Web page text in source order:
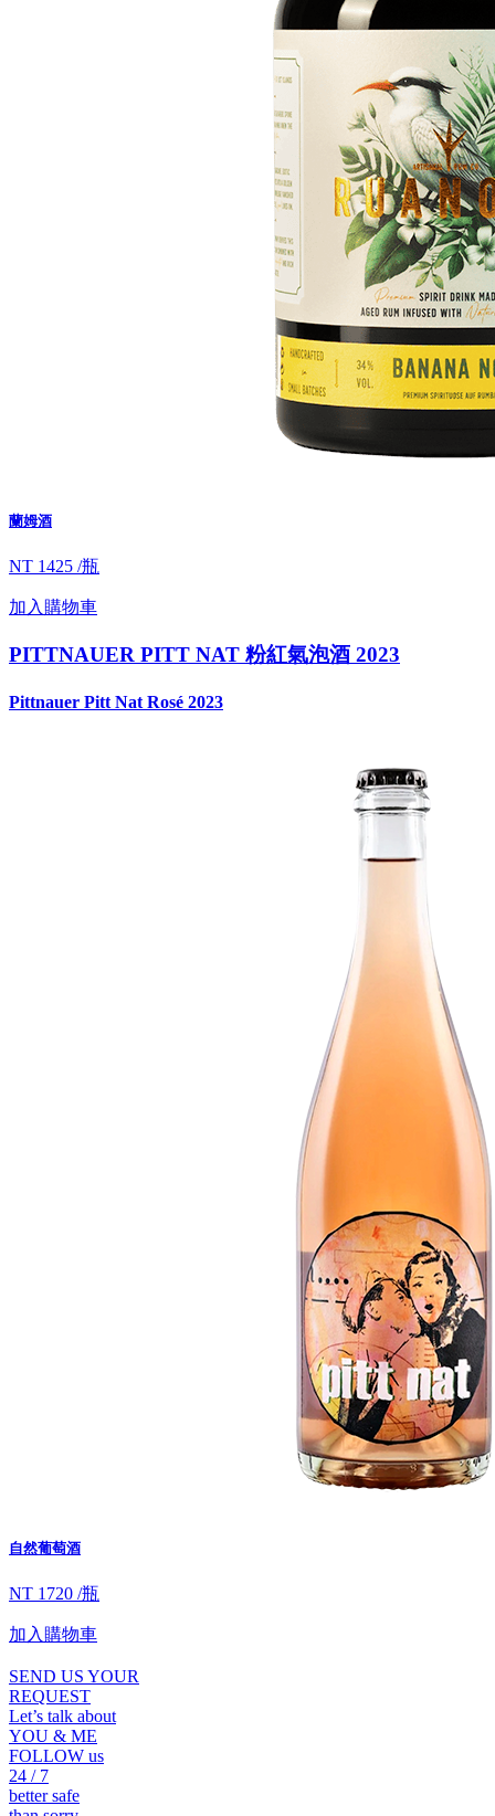
蘭姆酒
NT 1425 /瓶
加入購物車
PITTNAUER PITT NAT 粉紅氣泡酒 2023
Pittnauer Pitt Nat Rosé 2023
自然葡萄酒
NT 1720 /瓶
加入購物車
SEND US YOUR
REQUEST
Let’s talk about
YOU & ME
FOLLOW us
24 / 7
better safe